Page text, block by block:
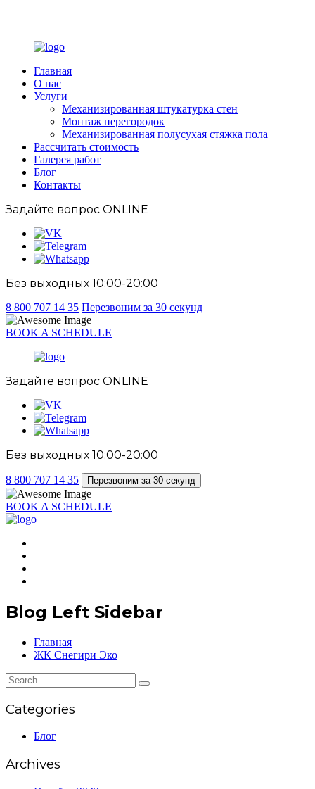
Главная
О нас
Услуги
Механизированная штукатурка стен
Монтаж перегородок
Механизированная полусухая стяжка пола
Рассчитать стоимость
Галерея работ
Блог
Контакты
Задайте вопрос ONLINE
Без выходных 10:00-20:00
8 800 707 14 35 Перезвоним за 30 секунд
BOOK A SCHEDULE
Задайте вопрос ONLINE
Без выходных 10:00-20:00
8 800 707 14 35 Перезвоним за 30 секунд
BOOK A SCHEDULE
Blog Left Sidebar
Главная
ЖК Снегири Эко
Categories
Блог
Archives